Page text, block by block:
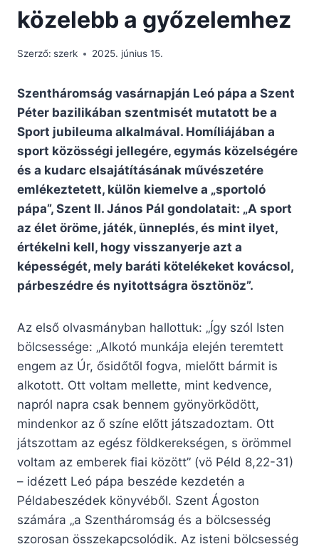
közelebb a győzelemhez
Szerző: szerk 2025. június 15.
Szentháromság vasárnapján Leó pápa a Szent
Péter bazilikában szentmisét mutatott be a
Sport jubileuma alkalmával. Homíliájában a
sport közösségi jellegére, egymás közelségére
és a kudarc elsajátításának művészetére
emlékeztetett, külön kiemelve a „sportoló
pápa”, Szent II. János Pál gondolatait: „A sport
az élet öröme, játék, ünneplés, és mint ilyet,
értékelni kell, hogy visszanyerje azt a
képességét, mely baráti kötelékeket kovácsol,
párbeszédre és nyitottságra ösztönöz”.
Az első olvasmányban hallottuk: „Így szól Isten
bölcsessége: „Alkotó munkája elején teremtett
engem az Úr, ősidőtől fogva, mielőtt bármit is
alkotott. Ott voltam mellette, mint kedvence,
napról napra csak bennem gyönyörködött,
mindenkor az ő színe előtt játszadoztam. Ott
játszottam az egész földkerekségen, s örömmel
voltam az emberek fiai között” (vö Péld 8,22-31)
– idézett Leó pápa beszéde kezdetén a
Példabeszédek könyvéből. Szent Ágoston
számára „a Szentháromság és a bölcsesség
szorosan összekapcsolódik. Az isteni bölcsesség